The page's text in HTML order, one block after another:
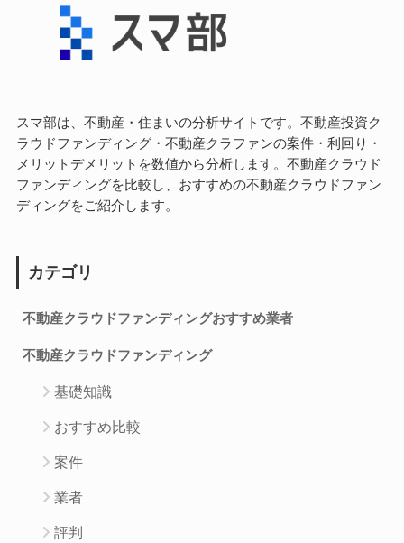
スマ部は、不動産・住まいの分析サイトです。不動産投資ク
ラウドファンディング・不動産クラファンの案件・利回り・
メリットデメリットを数値から分析します。不動産クラウド
ファンディングを比較し、おすすめの不動産クラウドファン
ディングをご紹介します。
カテゴリ
不動産クラウドファンディングおすすめ業者
不動産クラウドファンディング
基礎知識
おすすめ比較
案件
業者
評判